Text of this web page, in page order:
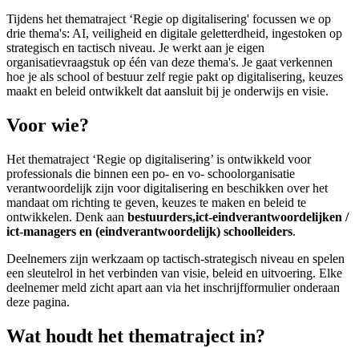
Tijdens het thematraject ‘Regie op digitalisering' focussen we op
drie thema's: AI, veiligheid en digitale geletterdheid, ingestoken op
strategisch en tactisch niveau. Je werkt aan je eigen
organisatievraagstuk op één van deze thema's. Je gaat verkennen
hoe je als school of bestuur zelf regie pakt op digitalisering, keuzes
maakt en beleid ontwikkelt dat aansluit bij je onderwijs en visie.
Voor wie?
Het thematraject ‘Regie op digitalisering’ is ontwikkeld voor
professionals die binnen een po- en vo- schoolorganisatie
verantwoordelijk zijn voor digitalisering en beschikken over het
mandaat om richting te geven, keuzes te maken en beleid te
ontwikkelen. Denk aan bestuurders,ict-eindverantwoordelijken /
ict-managers en (eindverantwoordelijk) schoolleiders.
Deelnemers zijn werkzaam op tactisch-strategisch niveau en spelen
een sleutelrol in het verbinden van visie, beleid en uitvoering. Elke
deelnemer meld zicht apart aan via het inschrijfformulier onderaan
deze pagina.
Wat houdt het thematraject in?